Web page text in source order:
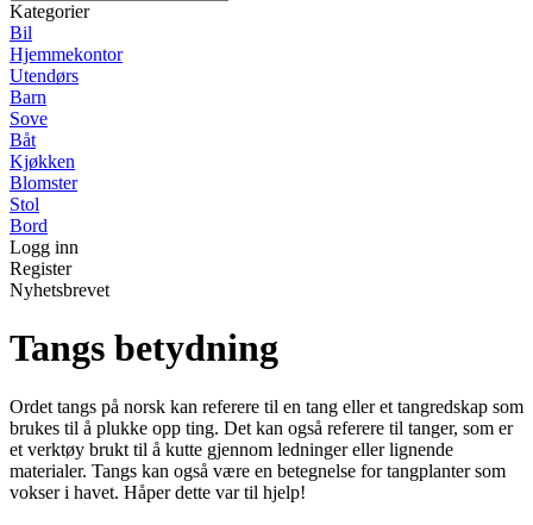
Kategorier
Bil
Hjemmekontor
Utendørs
Barn
Sove
Båt
Kjøkken
Blomster
Stol
Bord
Logg inn
Register
Nyhetsbrevet
Tangs betydning
Ordet tangs på norsk kan referere til en tang eller et tangredskap som
brukes til å plukke opp ting. Det kan også referere til tanger, som er
et verktøy brukt til å kutte gjennom ledninger eller lignende
materialer. Tangs kan også være en betegnelse for tangplanter som
vokser i havet. Håper dette var til hjelp!